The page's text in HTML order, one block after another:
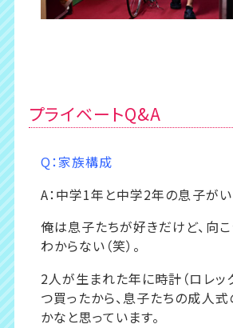
プライベートQ&A
Q：家族構成
A：中学1年と中学2年の息子がい
俺は息子たちが好きだけど、向
わからない（笑）。
2人が生まれた年に時計（ロレッ
つ買ったから、息子たちの成人
かなと思っています。